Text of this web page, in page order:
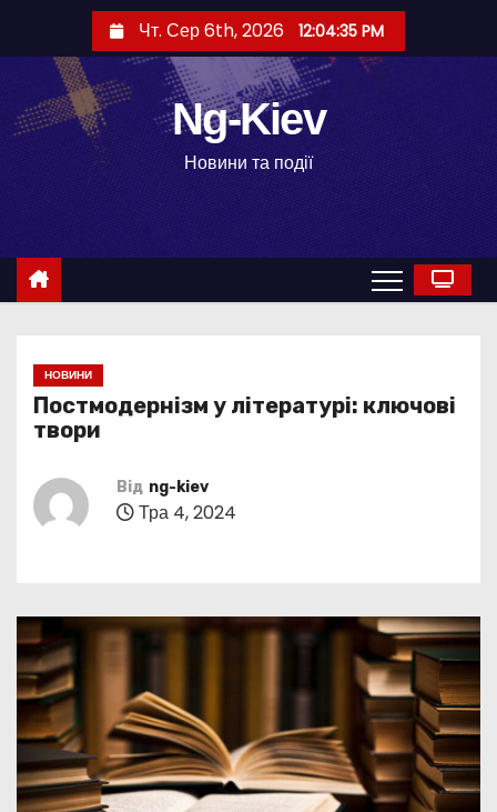
й
о
Чт. Сер 6th, 2026 12:04:36 PM
Ng-Kiev
Новини та події
НОВИНИ
Постмодернізм у літературі: ключові
твори
Від ng-kiev
Тра 4, 2024